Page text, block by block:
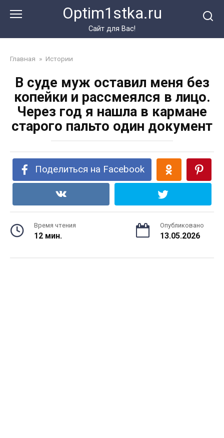
Optim1stka.ru
Сайт для Вас!
Главная » Истории
В суде муж оставил меня без
копейки и рассмеялся в лицо.
Через год я нашла в кармане
старого пальто один документ
Поделиться на Facebook
Время чтения
12 мин.
Опубликовано
13.05.2026